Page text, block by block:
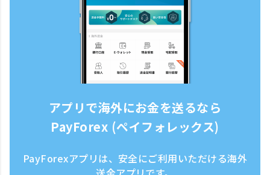
アプリで海外にお金を送るなら
PayForex (ペイフォレックス)
PayForexアプリは、安全にご利用いただける海外